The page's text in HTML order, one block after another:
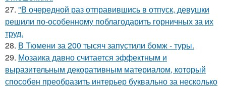
27. "В очередной раз отправившись в отпуск, девушки
решили по-особенному поблагодарить горничных за их
труд.
28. В Тюмени за 200 тысяч запустили бомж - туры.
29. Мозаика давно считается эффектным и
выразительным декоративным материалом, который
способен преобразить интерьер буквально за несколько